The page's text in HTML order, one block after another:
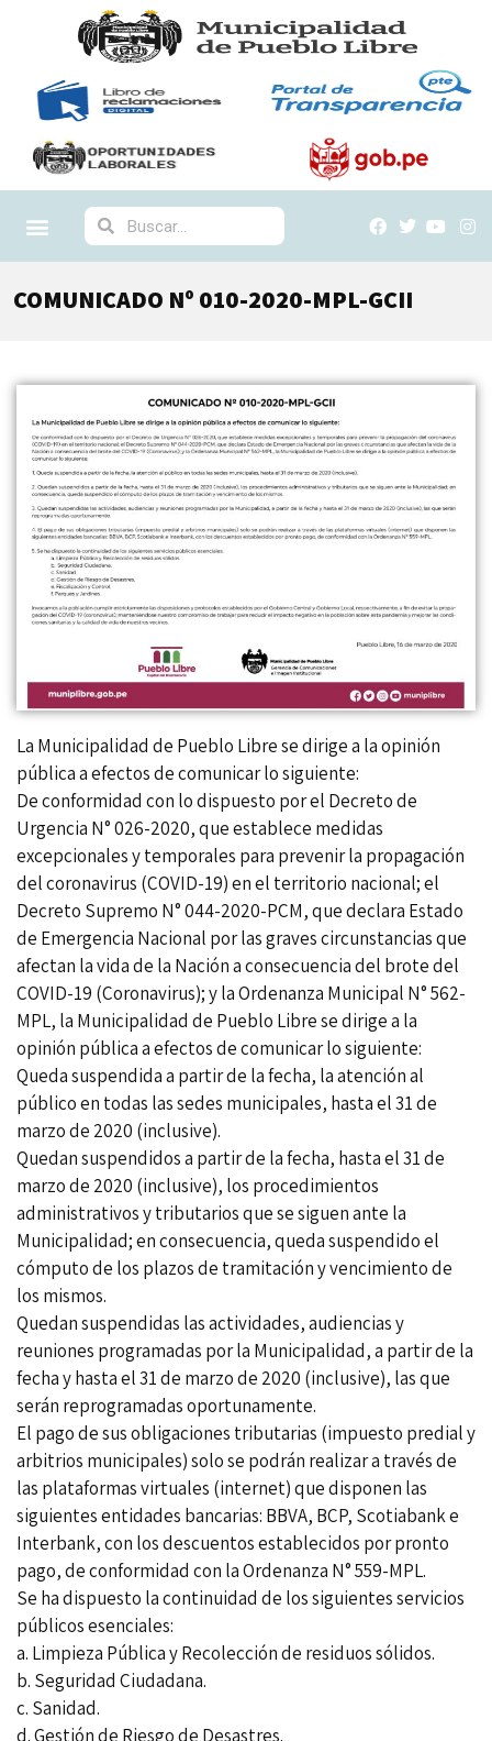
COMUNICADO Nº 010-2020-MPL-GCII
La Municipalidad de Pueblo Libre se dirige a la opinión
pública a efectos de comunicar lo siguiente:
De conformidad con lo dispuesto por el Decreto de
Urgencia N° 026-2020, que establece medidas
excepcionales y temporales para prevenir la propagación
del coronavirus (COVID-19) en el territorio nacional; el
Decreto Supremo N° 044-2020-PCM, que declara Estado
de Emergencia Nacional por las graves circunstancias que
afectan la vida de la Nación a consecuencia del brote del
COVID-19 (Coronavirus); y la Ordenanza Municipal N° 562-
MPL, la Municipalidad de Pueblo Libre se dirige a la
opinión pública a efectos de comunicar lo siguiente:
Queda suspendida a partir de la fecha, la atención al
público en todas las sedes municipales, hasta el 31 de
marzo de 2020 (inclusive).
Quedan suspendidos a partir de la fecha, hasta el 31 de
marzo de 2020 (inclusive), los procedimientos
administrativos y tributarios que se siguen ante la
Municipalidad; en consecuencia, queda suspendido el
cómputo de los plazos de tramitación y vencimiento de
los mismos.
Quedan suspendidas las actividades, audiencias y
reuniones programadas por la Municipalidad, a partir de la
fecha y hasta el 31 de marzo de 2020 (inclusive), las que
serán reprogramadas oportunamente.
El pago de sus obligaciones tributarias (impuesto predial y
arbitrios municipales) solo se podrán realizar a través de
las plataformas virtuales (internet) que disponen las
siguientes entidades bancarias: BBVA, BCP, Scotiabank e
Interbank, con los descuentos establecidos por pronto
pago, de conformidad con la Ordenanza N° 559-MPL.
Se ha dispuesto la continuidad de los siguientes servicios
públicos esenciales:
a. Limpieza Pública y Recolección de residuos sólidos.
b. Seguridad Ciudadana.
c. Sanidad.
d. Gestión de Riesgo de Desastres.